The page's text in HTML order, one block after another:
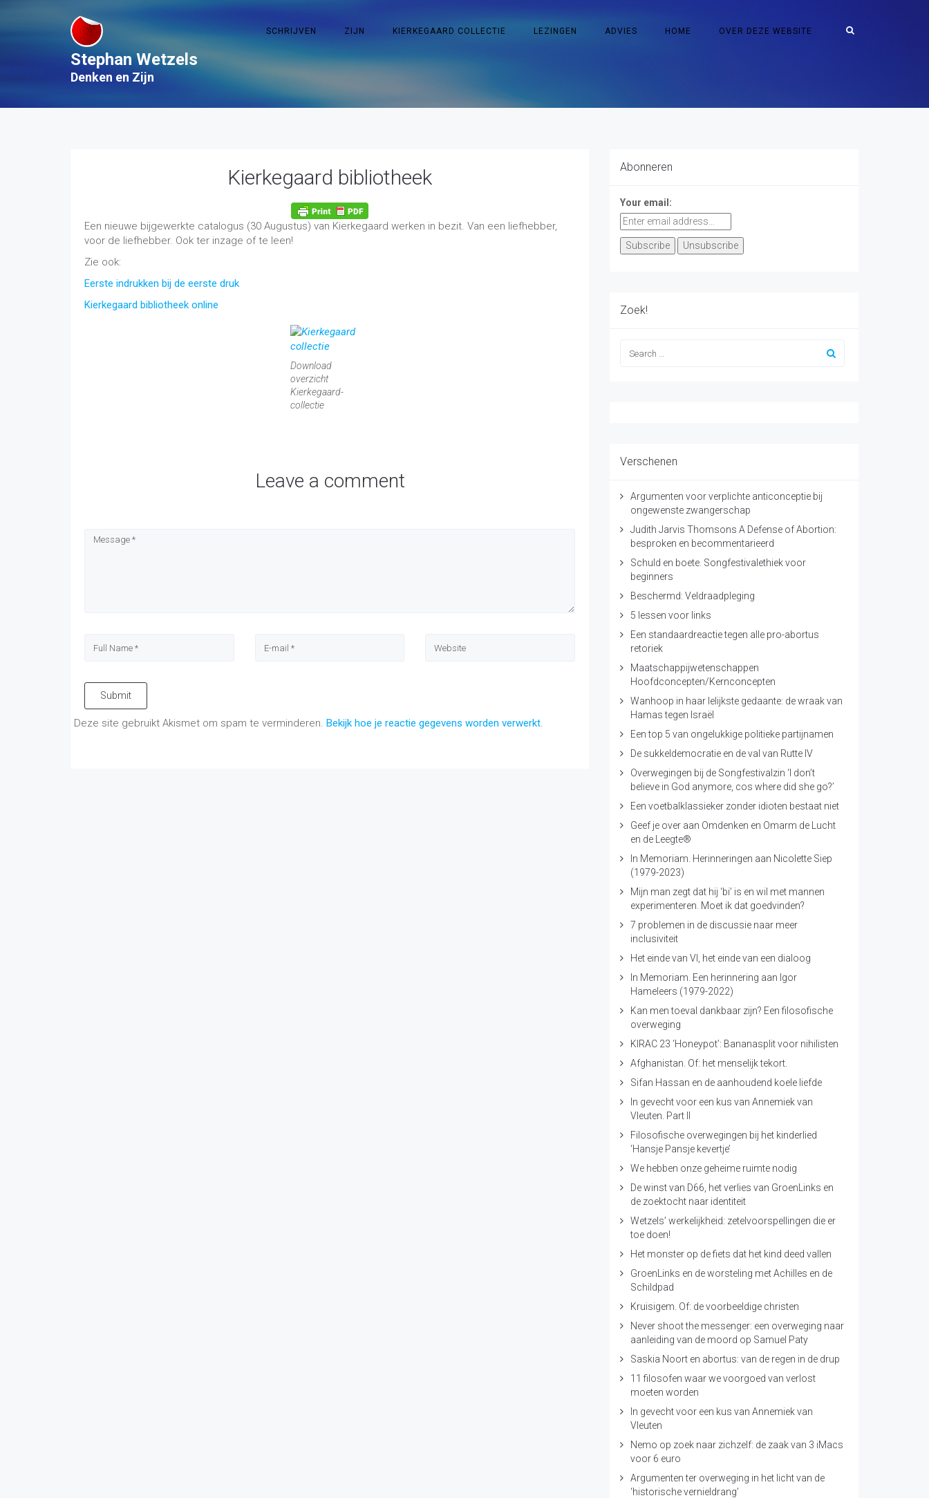
SCHRIJVEN ZIJN KIERKEGAARD COLLECTIE LEZINGEN ADVIES HOME OVER DEZE WEBSITE
Stephan Wetzels
Denken en Zijn
Kierkegaard bibliotheek
Een nieuwe bijgewerkte catalogus (30 Augustus) van Kierkegaard werken in bezit. Van een liefhebber,
voor de liefhebber. Ook ter inzage of te leen!
Zie ook:
Eerste indrukken bij de eerste druk
Kierkegaard bibliotheek online
Download
overzicht
Kierkegaard-
collectie
Leave a comment
Submit
Deze site gebruikt Akismet om spam te verminderen. Bekijk hoe je reactie gegevens worden verwerkt.
Abonneren
Your email:
Zoek!
Verschenen
Argumenten voor verplichte anticonceptie bij
ongewenste zwangerschap
Judith Jarvis Thomsons A Defense of Abortion:
besproken en becommentarieerd
Schuld en boete. Songfestivalethiek voor
beginners
Beschermd: Veldraadpleging
5 lessen voor links
Een standaardreactie tegen alle pro-abortus
retoriek
Maatschappijwetenschappen
Hoofdconcepten/Kernconcepten
Wanhoop in haar lelijkste gedaante: de wraak van
Hamas tegen Israël
Een top 5 van ongelukkige politieke partijnamen
De sukkeldemocratie en de val van Rutte IV
Overwegingen bij de Songfestivalzin ‘I don’t
believe in God anymore, cos where did she go?’
Een voetbalklassieker zonder idioten bestaat niet
Geef je over aan Omdenken en Omarm de Lucht
en de Leegte®
In Memoriam. Herinneringen aan Nicolette Siep
(1979-2023)
Mijn man zegt dat hij ‘bi’ is en wil met mannen
experimenteren. Moet ik dat goedvinden?
7 problemen in de discussie naar meer
inclusiviteit
Het einde van VI, het einde van een dialoog
In Memoriam. Een herinnering aan Igor
Hameleers (1979-2022)
Kan men toeval dankbaar zijn? Een filosofische
overweging
KIRAC 23 ‘Honeypot’: Bananasplit voor nihilisten
Afghanistan. Of: het menselijk tekort.
Sifan Hassan en de aanhoudend koele liefde
In gevecht voor een kus van Annemiek van
Vleuten. Part II
Filosofische overwegingen bij het kinderlied
‘Hansje Pansje kevertje’
We hebben onze geheime ruimte nodig
De winst van D66, het verlies van GroenLinks en
de zoektocht naar identiteit
Wetzels’ werkelijkheid: zetelvoorspellingen die er
toe doen!
Het monster op de fiets dat het kind deed vallen
GroenLinks en de worsteling met Achilles en de
Schildpad
Kruisigem. Of: de voorbeeldige christen
Never shoot the messenger: een overweging naar
aanleiding van de moord op Samuel Paty
Saskia Noort en abortus: van de regen in de drup
11 filosofen waar we voorgoed van verlost
moeten worden
In gevecht voor een kus van Annemiek van
Vleuten
Nemo op zoek naar zichzelf: de zaak van 3 iMacs
voor 6 euro
Argumenten ter overweging in het licht van de
‘historische vernieldrang’